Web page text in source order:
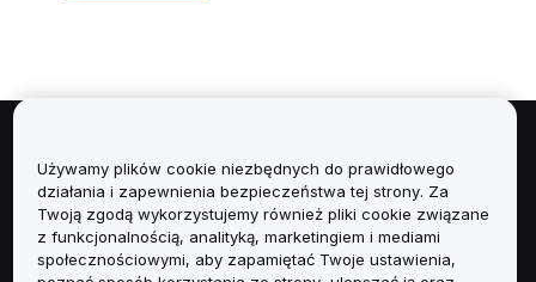
Informacje
Usługi
Obsługa Klienta
Używamy plików cookie niezbędnych do prawidłowego
działania i zapewnienia bezpieczeństwa tej strony. Za
Twoją zgodą wykorzystujemy również pliki cookie związane
z funkcjonalnością, analityką, marketingiem i mediami
społecznościowymi, aby zapamiętać Twoje ustawienia,